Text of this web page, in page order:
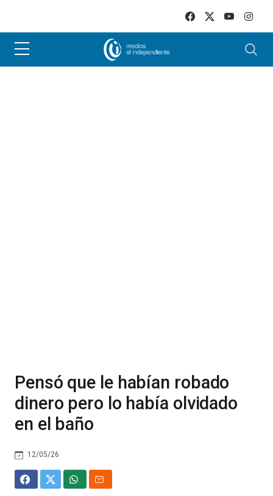
Pensó que le habían robado
dinero pero lo había olvidado
en el baño
12/05/26